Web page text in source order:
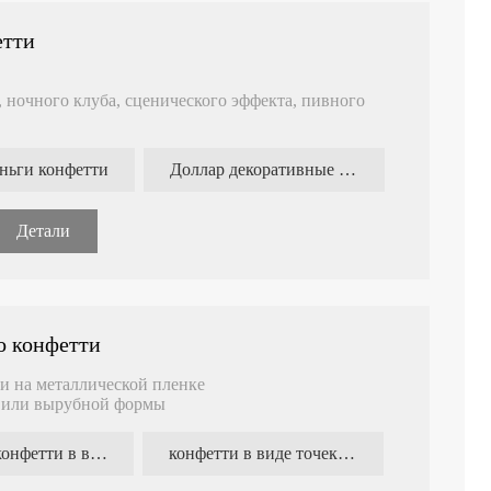
съедобное
клуба, сценического эффекта, пивного
конфетти Доллар декоративные деньги
Детали
конфетти
на металлической пленке
или вырубной формы
тканевые конфетти в виде точек конфетти в виде точек из папиросной бумаги